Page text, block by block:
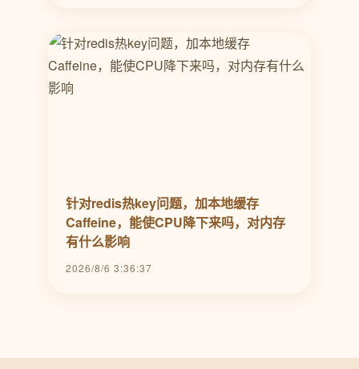
针对redis热key问题，加本地缓存
Caffeine，能使CPU降下来吗，对内存
有什么影响
2026/8/6 3:36:37